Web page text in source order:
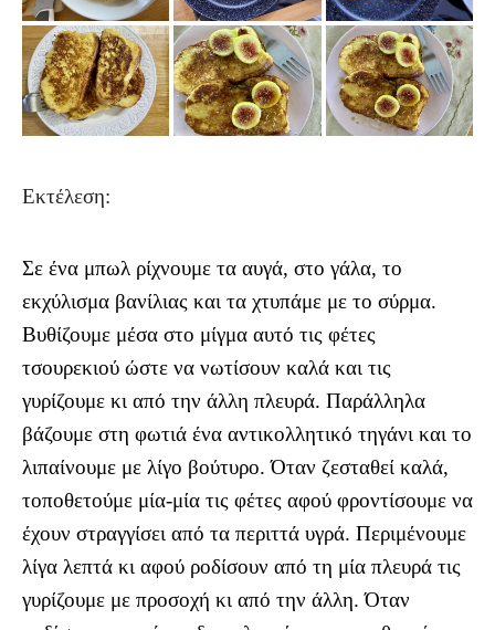
Εκτέλεση:
Σε ένα μπωλ ρίχνουμε τα αυγά, στο γάλα, το
εκχύλισμα βανίλιας και τα χτυπάμε με το σύρμα.
Βυθίζουμε μέσα στο μίγμα αυτό τις φέτες
τσουρεκιού ώστε να νωτίσουν καλά και τις
γυρίζουμε κι από την άλλη πλευρά. Παράλληλα
βάζουμε στη φωτιά ένα αντικολλητικό τηγάνι και το
λιπαίνουμε με λίγο βούτυρο. Όταν ζεσταθεί καλά,
τοποθετούμε μία-μία τις φέτες αφού φροντίσουμε να
έχουν στραγγίσει από τα περιττά υγρά. Περιμένουμε
λίγα λεπτά κι αφού ροδίσουν από τη μία πλευρά τις
γυρίζουμε με προσοχή κι από την άλλη. Όταν